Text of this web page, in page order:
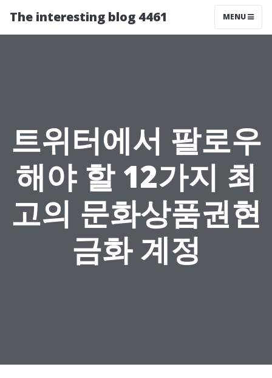
The interesting blog 4461 MENU
트위터에서 팔로우
해야 할 12가지 최
고의 문화상품권현
금화 계정